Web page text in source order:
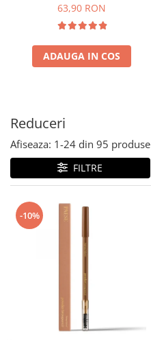
63,90 RON
ADAUGA IN COS
Reduceri
Afiseaza: 1-24 din 95 produse
FILTRE
-10%